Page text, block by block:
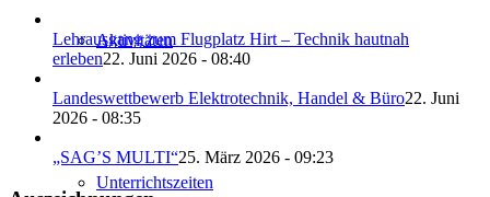
Aktivitäten
Unterrichtszeiten
Lehrausgang zum Flugplatz Hirt – Technik hautnah
erleben22. Juni 2026 - 08:40
Landeswettbewerb Elektrotechnik, Handel & Büro22. Juni
2026 - 08:35
„SAG’S MULTI“25. März 2026 - 09:23